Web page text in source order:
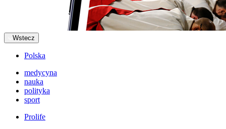
Wstecz
Polska
medycyna
nauka
polityka
sport
Prolife